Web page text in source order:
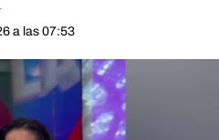
a las 07:53